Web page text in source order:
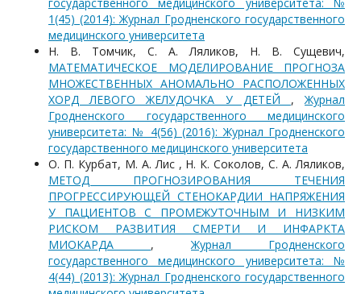
1(45) (2014): Журнал Гродненского государственного
медицинского университета
Н. В. Томчик, С. А. Ляликов, Н. В. Сущевич,
МАТЕМАТИЧЕСКОЕ МОДЕЛИРОВАНИЕ ПРОГНОЗА
МНОЖЕСТВЕННЫХ АНОМАЛЬНО РАСПОЛОЖЕННЫХ
ХОРД ЛЕВОГО ЖЕЛУДОЧКА У ДЕТЕЙ ,Журнал
Гродненского государственного медицинского
университета: № 4(56) (2016): Журнал Гродненского
государственного медицинского университета
О. П. Курбат, М. А. Лис , Н. К. Соколов, С. А. Ляликов,
МЕТОД ПРОГНОЗИРОВАНИЯ ТЕЧЕНИЯ
ПРОГРЕССИРУЮЩЕЙ СТЕНОКАРДИИ НАПРЯЖЕНИЯ
У ПАЦИЕНТОВ С ПРОМЕЖУТОЧНЫМ И НИЗКИМ
РИСКОМ РАЗВИТИЯ СМЕРТИ И ИНФАРКТА
МИОКАРДА ,Журнал Гродненского
государственного медицинского университета: №
4(44) (2013): Журнал Гродненского государственного